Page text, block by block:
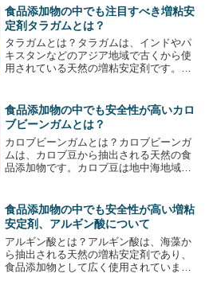
穀物から抽出されます。カシアガムは、
水に溶けやすく、粘性が高く...
食品添加物の中でも注目すべき増粘安
定剤タラガムとは？
タラガムとは？タラガムは、インドやパ
キスタンなどのアジア地域で古くから使
用されている天然の増粘安定剤です。タ
豆類の一種であり、主にインドやパキス
タン、イラン、トルコなど...
食品添加物の中でも安全性が高いカロ
ブビーンガムとは？
カロブビーンガムとは？カロブビーンガ
ムは、カロブ豆から抽出される天然の食
品添加物です。カロブ豆は地中海地域原
用されています。カロブビーンガムは、
多くの食品添加物と比較し...
食品添加物の中でも安全性が高い増粘
安定剤、アルギン酸について
アルギン酸とは？アルギン酸は、海藻か
ら抽出される天然の増粘安定剤であり、
食品添加物として広く使用されていま